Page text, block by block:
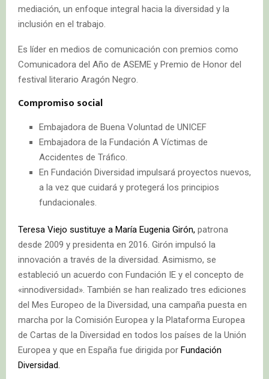
mediación, un enfoque integral hacia la diversidad y la
inclusión en el trabajo.
Es líder en medios de comunicación con premios como
Comunicadora del Año de ASEME y Premio de Honor del
festival literario Aragón Negro.
Compromiso social
Embajadora de Buena Voluntad de UNICEF
Embajadora de la Fundación A Víctimas de
Accidentes de Tráfico.
En Fundación Diversidad impulsará proyectos nuevos,
a la vez que cuidará y protegerá los principios
fundacionales.
Teresa Viejo sustituye a María Eugenia Girón, patrona
desde 2009 y presidenta en 2016. Girón impulsó la
innovación a través de la diversidad. Asimismo, se
estableció un acuerdo con Fundación IE y el concepto de
«innodiversidad». También se han realizado tres ediciones
del Mes Europeo de la Diversidad, una campaña puesta en
marcha por la Comisión Europea y la Plataforma Europea
de Cartas de la Diversidad en todos los países de la Unión
Europea y que en España fue dirigida por Fundación
Diversidad.